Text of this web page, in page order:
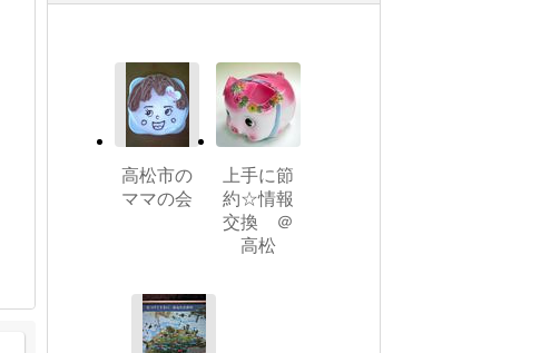
高松市の
ママの会
上手に節
約☆情報
交換 ＠
高松